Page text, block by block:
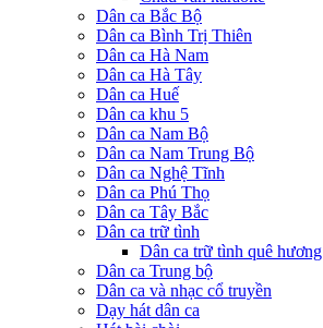
Dân ca Bắc Bộ
Dân ca Bình Trị Thiên
Dân ca Hà Nam
Dân ca Hà Tây
Dân ca Huế
Dân ca khu 5
Dân ca Nam Bộ
Dân ca Nam Trung Bộ
Dân ca Nghệ Tĩnh
Dân ca Phú Thọ
Dân ca Tây Bắc
Dân ca trữ tình
Dân ca trữ tình quê hương
Dân ca Trung bộ
Dân ca và nhạc cổ truyền
Dạy hát dân ca